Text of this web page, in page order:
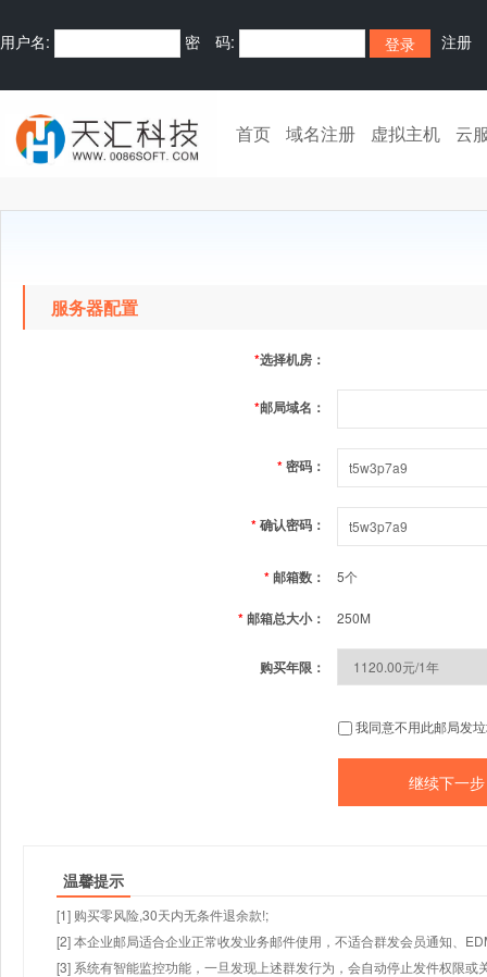
用户名: 密 码: 注册
首页 域名注册 虚拟主机 云
服务器配置
*选择机房：
*邮局域名：
*密码：
*确认密码：
*邮箱数： 5个
*邮箱总大小： 250M
购买年限：
我同意不用此邮局发
温馨提示
[1] 购买零风险,30天内无条件退余款!;
[2] 本企业邮局适合企业正常收发业务邮件使用，不适合群发会员通知、
[3] 系统有智能监控功能，一旦发现上述群发行为，会自动停止发件权限或